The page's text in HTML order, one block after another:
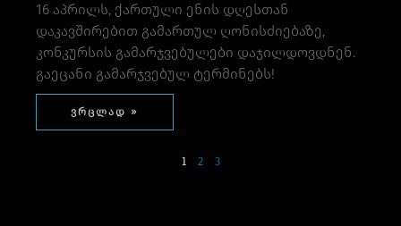
16 აპრილს, ქართული ენის დღესთან
დაკავშირებით გამართულ ღონისძიებაზე,
კონკურსის გამარჯვებულები დაჯილდოვდნენ.
გაეცანი გამარჯვებულ ტერმინებს!
ვრცლად »
1 2 3